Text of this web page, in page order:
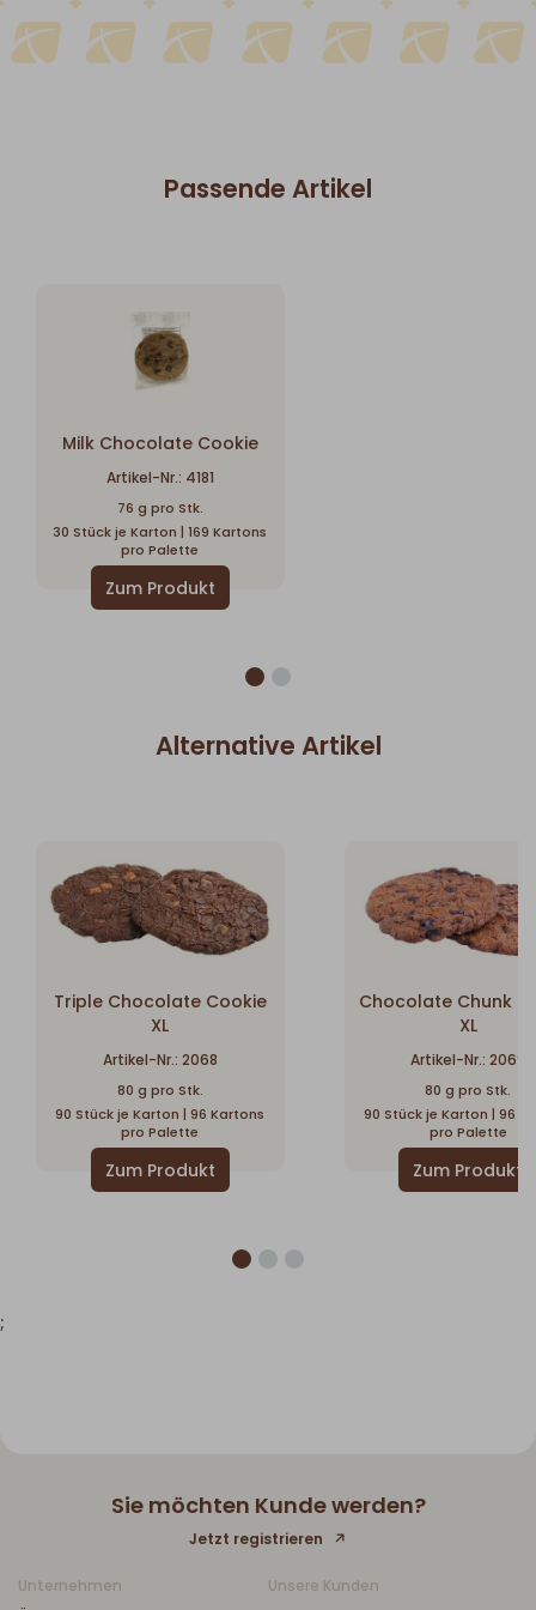
Passende Artikel
Milk Chocolate Cookie
Artikel-Nr.: 4181
76 g pro Stk.
30 Stück je Karton | 169 Kartons
pro Palette
Alternative Artikel
Triple Chocolate Cookie
XL
Artikel-Nr.: 2068
80 g pro Stk.
90 Stück je Karton | 96 Kartons
pro Palette
Chocolate Chunk
XL
Artikel-Nr.: 2069
80 g pro Stk.
90 Stück je Karton | 96
pro Palette
;
Sie möchten Kunde werden?
Jetzt registrieren
Unternehmen
Unsere Kunden